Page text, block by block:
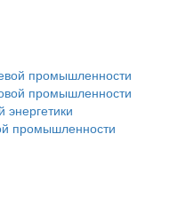
промышленности
промышленности
промышленности